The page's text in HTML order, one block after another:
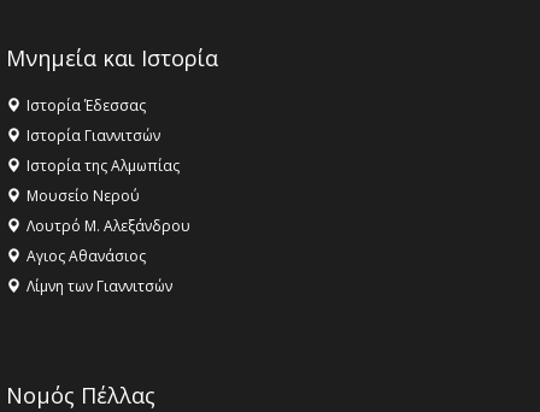
Μνημεία και Ιστορία
Ιστορία Έδεσσας
Ιστορία Γιαννιτσών
Ιστορία της Αλμωπίας
Μουσείο Νερού
Λουτρό Μ. Αλεξάνδρου
Αγιος Αθανάσιος
Λίμνη των Γιαννιτσών
Νομός Πέλλας